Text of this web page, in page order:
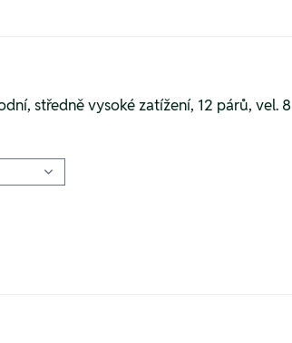
středně vysoké zatížení, 12 párů, vel. 8